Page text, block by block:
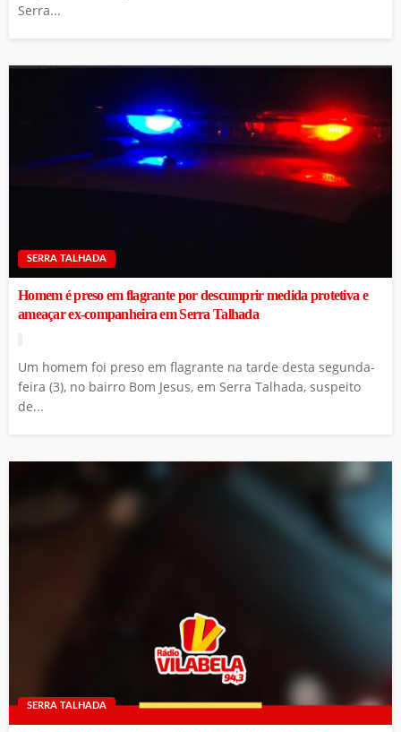
Serra...
SERRA TALHADA
Homem é preso em flagrante por descumprir medida protetiva e
ameaçar ex-companheira em Serra Talhada
Um homem foi preso em flagrante na tarde desta segunda-
feira (3), no bairro Bom Jesus, em Serra Talhada, suspeito
de...
SERRA TALHADA